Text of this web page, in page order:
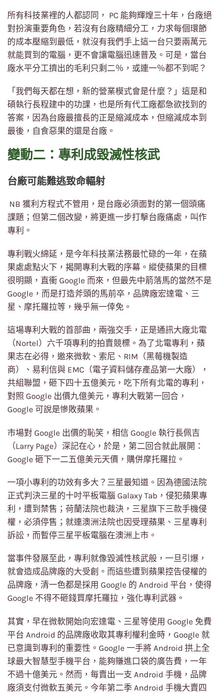
所有科技業裡的人都認同， PC 能夠輝煌三十年，台廠絕
對扮演重要角色，若沒有台廠精細分工，力求每個環節
的成本壓縮到最低，就沒有我們手上這一台只要兩萬元
就能買到的電腦，更不會讓電腦迅速普及。可是，當台
廠水平分工擠出的毛利只剩二％，或連一％都不到呢？
「我們每天都在想，新的營業模式會是什麼？」這是和
碩執行長程建中的功課，也是所有代工廠都急欲找到的
答案，因為台廠最擅長的正是縮減成本，但縮減成本到
最後，自食惡果的還是台廠。
變動二：專利成毀滅性核武
台廠可能難逃致命輻射
NB 獲利方程式不管用，是台廠必須面對的第一個頭痛
課題；但第二個改變，將更進一步打擊台廠痛處，叫作
專利。
專利戰火綿延，是今年科技業法務最忙碌的一年，在蘋
果處處點火下，揭開專利大戰的序幕。縱使蘋果的目標
很明顯，直衝 Google 而來，但最先中箭落馬的當然不是
Google，而是打造斧頭的馬前卒，品牌廠宏達電、三
星、摩托羅拉等，幾乎無一倖免。
這場專利大戰的首部曲，兩強交手，正是通訊大廠北電
（Nortel）六千項專利的拍賣競標。為了北電專利，蘋
果志在必得，邀來微軟、索尼、RIM（黑莓機製造
商）、易利信與 EMC（電子資料儲存產品第一大廠），
共組聯盟，砸下四十五億美元，吃下所有北電的專利，
對照 Google 出價九億美元，專利大戰第一回合，
Google 可說是慘敗蘋果。
市場對 Google 出價的恥笑，相信 Google 執行長佩吉
（Larry Page）深記在心，於是，第二回合就此展開：
Google 砸下一二五億美元天價，購併摩托羅拉。
一項小專利的功效有多大？三星最知道。因為德國法院
正式判決三星的十吋平板電腦 Galaxy Tab，侵犯蘋果專
利，遭到禁售；荷蘭法院也裁決，三星旗下三款手機侵
權，必須停售；就連澳洲法院也因受理蘋果、三星專利
訴訟，而暫停三星平板電腦在澳洲上市。
當事件發展至此，專利就像毀滅性核武般，一旦引爆，
就會造成品牌廠的大受創。而這些遭到蘋果控告侵權的
品牌廠，清一色都是採用 Google 的 Android 平台，使得
Google 不得不砸錢買摩托羅拉，強化專利武器。
其實，早在微軟開始向宏達電、三星等使用 Google 免費
平台 Android 的品牌廠收取其專利權利金時，Google 就
已意識到專利的重要性。Google 一手將 Android 拱上全
球最大智慧型手機平台，能夠賺進口袋的廣告費，一年
不過十億美元。然而，每賣出一支 Android 手機，品牌
廠須支付微軟五美元。今年第二季 Android 手機大賣四